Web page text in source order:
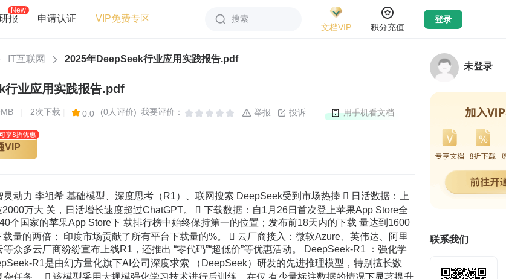
报
New
申请认证 VIP免费专区
搜索
文档VIP
积分充值
登录
IT互联网 2025年DeepSeek行业应用实践报告.pdf
行业应用实践报告.pdf
2次下载 0.0 (0人评价) 我要评价： 投诉
举报 用手机看文档
VIP
侧重于实践，L5侧重自动化的程度。 部 分 自 动 化 条 件 自 动 化 高 级 自 动 化辅 助 自 动 化 完 全 自 动 化 Agents OrganizationsChatbots Reasoners Innovators 生成机制：语料预学 推理输出 具体框架：以“我喜欢吃苹果。”为例 语料预训练 模型训练 假设我们有一个句子"我喜 欢吃苹果。"作为我们训练 语料的一部分。在训练期 间，模型将尝试学习句子 的模式和结构。 GPT-4使用了一 种叫做"多头注意 力"的技术，这允 许模型在不同的 注意力"头"中关 注输入的不同方 面。这可以帮助 模型更好地理解 输入的复杂性。 模型可能会看到"我喜欢吃 "并尝试预测出"苹果"。通 过这种方式，模型学习了 词汇，语法，以及一些语 义和上下文关系。 参数学习 通过预测任务，模型学习 了一组参数，这些参数可 以捕捉到输入文本的模式， 它们将在训练过程中不断 调整，以更准确地预测下 一个词。 模型推理 模型训练完成后，可以用 它来生成新的文本或回答 问题。假设我们向模型提 出一个问题："我应该吃 什么水果？"，模型会考 虑这个输入，根据它在训 练过程中学到的知识来生 成一个答案。模型可能会 回答"你可以试试苹果。" 注意力机制 在推理过程中，模型会使 用"注意力机制"技术来决 定哪些输入词对生成答案 最重要。例如，在上面的 问题中，模型可能会认为 "吃"和"水果"这两个词最 重要，因为这两个词直接 相关于应该选择哪种水果。 自回归生成 GPT-4模型在生成文本时 是自回归的，这意味着它 一次生成一个词，然后将 这个词添加到输入序列中， 以生成下一个词。这一过 程持续进行，直到生成一 个结束符号，或达到了设 定的最大。 多头注意力 1.设定明确的目标与上下文 • 说明任务的具体目标（如获取信 息、生成文本、分析数据等） • 提供背景信息，以减少模型的猜 测 • 针对不同的场景，给出期望的输 出类型（如表格、列表、总结等） 2.激活角色与思维模式 • 设定模型为某种特定的身份，如 技术专家、教师或HR • 指导模型使用某种特定的写作风 格（如正式、非正式、技术性等） • 让模型模拟某种特定的思维模式， 如批判性思维、创造性思维等 3.逐步拆解复杂任务 • 将复杂问题分解为多个独立的步 骤 • 在每一步操作结束后，请求模型 总结或验证中间结果 • 合并多个子任务的输出，形成完 整的解决方案或总结 4.引导深入推理与思考 • 让模型分步骤推导出答案，要求 “思维链”推理 • 要求模型在作答前进行简要的自 我反思或验证 • 要求模型解释每一步的思路，而 不仅仅是给出最终答案 5. 提供参考材料与外部资源 • 向模型提供外部参考文献或文本， 并要求根据这些材料生成答案 • 要求模型在作答时引用或链接到 具体的来源 • 集成外部工具（如代码执行）来 完成复杂的计算或查找任务 6. 动态反馈与迭代优化 • 在收到回答后，指出模型的误差 或不足，并要求修正 • 让模型根据前一轮的输出进行自 我改进 • 请求模型总结多轮对话中的关键 点，确保连贯性和准确性 提示词工程：精准指引 效能增益 1. TASTE框架 • Task (任务): 定义模型主要任务或生成内容。 • Audience (目标受众): 明确说明目标受众。 • Structure (结构): 为输出的内容提供明确的组织结 构，包括段落安排、论点展开顺序或其他逻辑关系。 • Tone (语气): 指定模型回答时的语气或风格。 • Example (示例):例子或模板可帮助模型理解输出风 格或格式。 2. ALIGN框架 • Aim (目标): 明确任务的最终目标。 • Level (难度级别): 定义输出的难度级别。 • Input (输入): 指定需要处理的输入数据或信息，或 要求模型依据某些事实或条件进行推理。 • Guidelines (指导原则): 提供模型在执行任务时应 该遵循的规则或约束。 • Novelty (新颖性): 明确是否需要模型提供原创性、 创新性的内容，是否允许引用已有知识。 提示词框架：逻辑锚定 思维引导 示例 • Aim: 创建一篇关于“可持续发展”的文章，解释其核心 理念。 • Level: 适合高中生阅读，不需要专业术语。 • Input: 提供目前的环境问题的背景，讨论应对全球变暖 的策略。 • Guidelines: 文章应使用简洁明了的语言，并避免复杂的 技术概念。 • Novelty: 要求结合最新的环境数据，提出新颖的观点和 解决方案。 示例 • Task: 写一篇关于数据隐私的重要性的简短博客文章。 • Audience: 普通的互联网用户，非技术背景。 • Structure: 文章需要有明确的开头、中间讨论和结尾， 开头提出问题，中间介绍原因和影响，结尾提供建议。 • Tone: 采用友好、易懂的语气。 • Example: 类似于《纽约时报》科技专栏的风格。 DeepSeek使用技巧1 扔掉提示词模板，贴合真实需求 DeepSeek 是推理型大模型，非指令型 使用时无需复杂专业提示词，应基于真实场景与具体需求提问 例如准备与比亚迪供应商谈判，直接说明自身情况与想了解的内容，如 “我下周要和供应商谈判，但对动力电池一窍 不通。帮我用最通俗的语言说明……”，这样能获得更实用的分析和谈判话术。 本页内容参考：鹤竹子 DeepSeek使用技巧2 巧用 “说人话” 提示词 DeepSeek 回复有时较抽象，添加 “说人话” 或详尽版提示词可使回答更通俗易懂 例如：回答内耗相关内容时，加 “说人话” 前很抽象，添加后用日常场景解释，更易理解。 【请用以下规范输出：1.语言平实直述，避免抽象隐喻；2.使用日常场景化案例辅助说明；3.优先选择具体名词替代抽象概念；4.保持 段落简明（不超过5行）；5.技术表述需附通俗解释；6.禁用文学化修辞；7.重点信息前置；8.复杂内容分点说明；9.保持口语化但不 过度简化专业内容；10.确保信息准确前提下优先选择大众认知词汇】 本页内容参考：鹤竹子 DeepSeek使用技巧3 运用深度思考提示词 DeepSeek 深度思考能力强，但因用户暴增，响应策略调整，思考时间缩短。 使用 “请在你的思考分析过程中同时进行批判性思考至少 10 轮，务必详尽” 等核心提示词，可恢复其深度思考时间， 让它像思考伙伴一样提供更优质回答。 本页内容参考：鹤竹子 DeepSeek使用技巧4 借助文风转换功能 利用 “模仿 xxx 的文风，撰写关于 xxxxx 的一篇 xx 文体” 提示词，可实现文风转换。 它更适合模仿经典作家，虽难以 100% 还原，但能抓住神韵。如模仿王勃写赋、鲁迅写作风格等，还可结合万能公式 “我要 xx，要给 xx 用，希望达到 xx 效果，但担心 xx 问题...”，达到特定写作目的。 本页内容参考：鹤竹子 现阶段无法完全信任任何一种大模型 不同大模型在数据与文本处理中的表现： 大模型 代码与数据处理 文本处理 Claude Sonnet 更适合Agent设计，主动执行任务、自 我修正能力强，仅需少量人工指导。 最佳，数字准确，行文流畅但仍需调整。 GPT 4o 主动性较低，响应简洁。 类似PPT要点，细节不足。 DeepSeek R1 分析详尽但代码执行积极性不足。 行文飘逸，细节欠缺。 o3-mini 细节不够丰富（即使要求保留更多） 数据处理中的局限性 案例：要求Claude Sonnet将美国301对华关税 清单与一份中国出口产品目录进行匹配，并做一些计 算 初始匹配成功率：<40% 问题发现：AI忽略了HS 6位码小数点后的0 修改后匹配率提升至80% 结论: AI可加速数据处理，但最终结果仍需人工审核。 文本归纳与生成的局限性 AI生成的文字是专业和非专业的分水岭： 文字从业者: 内容错误多，堆砌感重。 非从业者: 认为“以假乱真”，无需人类干预。 结论: AI输出文本无法直接满足专业需求，需反复 检查和调整。 幻觉类型 数据可用 性 理解 能力 深度 语境精 确度 外部信息 整合能力 逻辑推理和 抽象能力 典型错误表现 数据误用 有数据 低 高 高 中 误用已有数据，回答 部分不符或细节错误 语境误解 有数据 高 低 高 中 对问题的意图理解错 误，回答偏离主题 信息缺失 无数据 中 高 低 中 未能正确获取或整合 外部信息 推理错误 部分数据 高 高 中 低 逻辑推理中存在漏洞 或错误假设 无中生有 无数据 低 中 低 低 在无数据支持下，生 成完全虚构的信息 AI幻觉：五类七特 虚实迷域 五“类” 七“特” DeepSeek发展优劣势分析  算力资源限制：大模型训练依赖高性能算力， 国内GPU供应受限可能影响迭代速度，长期 成本控制面临挑战（如芯片禁运风险）。  国际知名度不足：相比OpenAI、Google等国 际巨头，品牌全球影响力和用户认知度较低， 开源生态与开发者社区规模有待扩大。  多模态能力待完善：图像、视频等多模态技术 成熟度落后于GPT-4V、Gemini等顶尖模型， 跨模态生成与理解的精准度需进一步提升。  市场竞争激烈：国内厂商（如百度、阿里）及 国际巨头均在加速布局，同质化竞争加剧，需 持续投入以保持技术领先性。  商业化变现压力：B端客户对AI付费意愿参差不 齐，开源模式与商业盈利的平衡仍需探索。  场景化应用能力：注重技术落地，在搜索增 强、数据分析、企业服务等场景有成熟解决 方案；提供API和定制化服务，适配不同行业 需求  技术优势：开源模型（如DeepSeek-R1）性能 优异，部分指标接近国际领先水平。。  研发效率高：通过自研训练框架和优化算法， 显著降低模型训练与推理成本；模型参数规模 灵活（从轻量级到千亿级），满足多样化需求。  中文领域优势：中文语料处理能力突出，在语 义理解、生成质量上优于部分国际竞品，更贴 合中文用户的文化和表达习惯。 DeepSeek突破逆袭，中美AI博弈进入新阶段 • 技术价值：通过自研 Dua lP ipe 训练框架、8 位浮点量化技术等创新手段，提升计算效率，降低 训练成本，实现 “算效跃迁”；推理性能接近 ChatGPT O1 P ro，其技术将成主流。 • 思想价值：打破美国技术封闭壁垒，开源战略为全球开发者提供平台，推动技术协同创新。 • 经济价值：若保持开源第一，经济价值可能突破 10 万亿人民币，影响全球经济。 • 战略价值：松动美国技术控制力，中国或实现战略跨越，中美 AI 竞争向平等竞争过渡。 • 人才价值：团队多为中国应届毕业生和学霸，展现中国高等教育人才培养实力，激发年轻一代创新 热情。 • 产业生态价值：推动全球 AI 生态变革，降低技术成本，促进 AI 应用在多领域飞跃发展，助力碳 基文明向硅基文明跃迁。 从 DeepSeek 到通义千问 - Max 获得用户和科技界的认可，中国开发者对开源生态系统的贡献在显著增 加，这对程序员来说是崇高的理想与实践。”据媒体报道，包括微软、英伟达和亚马逊在内的多家美国科技巨头已 纷纷采用 DeepSeek 的最新 AI 推理模型。 沈阳称，通过开源，中国的 AI 模型为全球开发者提供了一个开放的创新和应用平台，加速了全球 AI 的应用 进程，最终使整个科技生态系统受益。人工智能技术不应被少数人垄断，因为垄断可能导致少数人实现 AI 霸权与 控制。 DeepSeek对中国开源生态的影响 AI产业将迎来更多创新 • Deepseek把目前提升AI大模型能力的方法进行了工程上 的微创新组合。 • DeepSeek公布了相关论文，整个过程可以复现，这就是 开源的力量。 • DeepSeek的推理过程，有自身的创新。 • DeepSeek跟美国的AI相比，还有很多中国元素在里面， 如中国网络当中的一些热词。 • AI产业发展方向将会是更多的开源创新、硬件与软件的深 度协同，以及对模型开发成本与推理能力的不断优化。 普通人必须转型为“AI指 挥官”：既要具备调动AI 工作的能力，又要具备鉴 别能力，不迷信AI生成的 内容。 DeepSeek赋能企业，将带来哪些关键变革？ 拓展应用广度 在需要深度逻辑推理和专业知识的场景中，如法律推理、科学研究、复杂工程问题解决等领域，推理大模型能够给出更准确、更合理 的结果。以往大模型在这些方面表现不佳甚至无法完成的任务，如今Deepseek大模型却能轻松应对。 提升应用效果 Deepseek通过DeepSeek - R1的输出，蒸馏出6个小模型开源给社区。其中，32B和70B模型在多项能力上对标OpenAI o1 - mini， 效果显著。也就是说，在应用效果相当的情况下，Deepseek的性价比远超预训练大模型。 降低应用成本 对于有本地化部署需求的客户，Deepseek免费开源的特性以及低推理成本和低训练成本优势，为企业节省了大几百万的模型授权费 以及高昂的本地算力投入。这使得资金有限的企业也能够轻松迈入AI提效的大门 Innovator For Culture & Art 文、图、乐、剧 Innovator For Social 智能角色交互体 Innovator For Science & Industry 行业大模型 基座大模型 人机协同 Chatbot • 自然语言对话 Reasoner • 基本的推理和问 题解决能力 Agent • 代表用户执行任 务，具备自主行 动能力 Innovator • 参与发明和创造， 增强人类的创造力 和创新能力 Organization • 承担整个组织的 功能，独立管理 并执行复杂的操 作 ：适用场景广泛、助力效率提升 内容创作与管理 多模态内容自动生成 各类文案、文章、图片、视频、互动 其他个性化内容 市场调研 基于大数据的分析 从大数据中挖掘市场趋势 消费者、竞品分析 声誉管理 舆论与情感分析 分析客户评论与反馈 识别情绪倾向 品牌传播 打造品牌故事 生成具有感染力的品牌故事 识别、统一品牌调性 客户体验管理 智能客服 更自然的对话和理解力 永远在线，24*7即时响应 营销培训 销售团队和客服人员培训 专业知识、话术、销售技巧 虚拟场景会话练习 ：高效创作与行业洞察 AI新闻写作 对于常规新闻（如财经报道、体 育赛事结果等），大模型可以自 动生成初稿，记者只需进行编辑 和润色。 专题报道 利用大模型对大量数据进行分析， 提供背景信息和深入见解，帮助 记者撰写更具深度的专题报道。 深度评论 依托深度学习模型和专业知识库， 结合社交媒体大数据进行推理， 为智能新媒体时代的内容创作提 供专业支持。 行业观察报告 通过强大的大数据挖掘能力，提 供深刻的市场洞察和精准的内容 推荐，生成自动化报告。 策划时间紧、难深挖 融媒时代选题争分夺秒，时间压力压缩发挥 空间。 选题同质化、难创新 内容同质化问题严重，市场对选题创新性的要求 更高。 信息过载，难取舍 在信息爆炸的互联网，筛选信息需要新闻从 业人员具备专业能力。 数据采集与分析专业性更强 大数据时代，新闻记者进行数据采集和分析 需要与时俱进的专业知识。 媒体行业痛点 选题预测 利用大数据分析预测未来的热点话题和社会关注点，帮助提前布局相 关报道或专题策划。 ：让营销更“接地气” 垂直场景适配，瞄准营销痛点 行业知识库嵌入 训练阶段融入电商、快消、金融等行业营销知识 库（如消费者行为模型、广告投放策略、ROI分 析框架），可直接生成符合行业规范的营销方案 和内容，减少通用模型的“泛化偏差”。 动态分析能力 实时抓取公开数据（如社交媒体、电商平台数 据），生成竞品营销策略，识别差异化机会点。 基于对话和行为数据（如客服记录、页面浏览路 径），构建动态用户画像，识别高价值客户，生 成针对性触达策略（如优惠券类型、推送时机）。 本土化突出，贴合中国市场 中文语义理解深度优化 针对中文网络语境（如谐音梗、方言缩写、热点 梗）进行专项训练，精准解析用户评论中的隐含 情感。 本土化风险控制 更懂中国广告法，营销内容创作不使用绝对化用 语（如“最优惠”），规避虚假宣传等风险 本地生态无缝对接 支持与微信生态、淘宝/抖音服务市场、企业微信 等本土平台API快速集成，实现从策略生成到落地 执行的全链路闭环。 ：专业创作与深度输出 具备对事件社会背景和历史知识 的深刻理解，在此基础上进行精 准的写作与深入的观点阐发，确 保内容兼具广度与深度，提供有 价值的见解。 背景知识理解 与通用文字大模型容易生成内容 空泛、模板化和缺乏实质的问题 相比，在内容组织上更为具体且 富有实质，确保输出的内容言之 有物、针对性强，具备更高的信 息密度和专业深度。 高信息密度 能够模拟特定的写作风格，精准 再现不同语境下的文风特点。例 如模仿鲁迅、特朗普讲话风格。 风格化创作 能够识别海量数据背后的情感模 式，并支持按照指定的情感倾向 进行内容创作，输出既符合情感 语境又具有精准的情感导向。
未登录
联系我们